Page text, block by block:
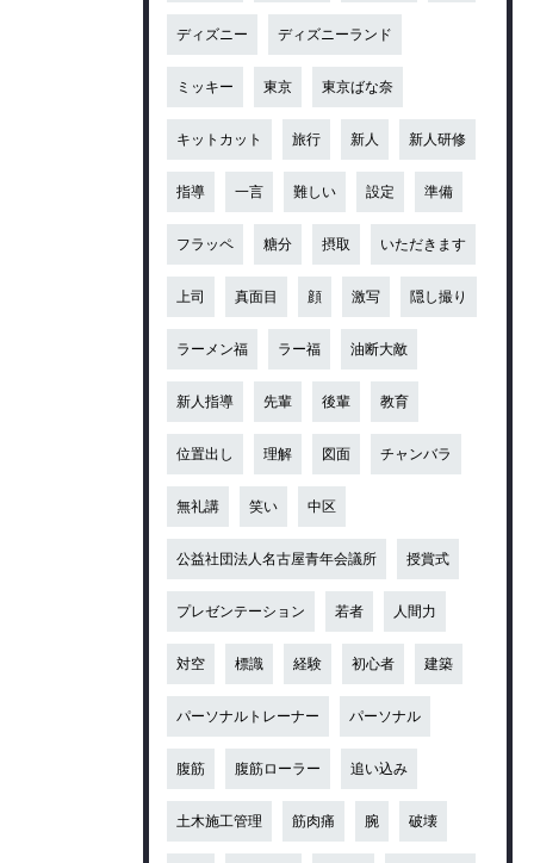
ディズニー ディズニーランド
ミッキー 東京 東京ばな奈
キットカット 旅行 新人 新人研修
指導 一言 難しい 設定 準備
フラッペ 糖分 摂取 いただきます
上司 真面目 顔 激写 隠し撮り
ラーメン福 ラー福 油断大敵
新人指導 先輩 後輩 教育
位置出し 理解 図面 チャンバラ
無礼講 笑い 中区
公益社団法人名古屋青年会議所 授賞式
プレゼンテーション 若者 人間力
対空 標識 経験 初心者 建築
パーソナルトレーナー パーソナル
腹筋 腹筋ローラー 追い込み
土木施工管理 筋肉痛 腕 破壊